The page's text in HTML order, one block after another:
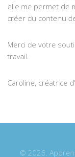
elle me permet de
créer du contenu
Merci de votre
travail.
Caroline, créatrice
© 2026.